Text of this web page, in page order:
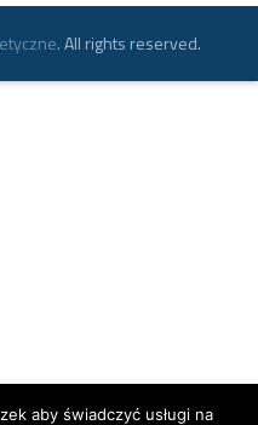
. All rights reserved.
aby świadczyć usługi na